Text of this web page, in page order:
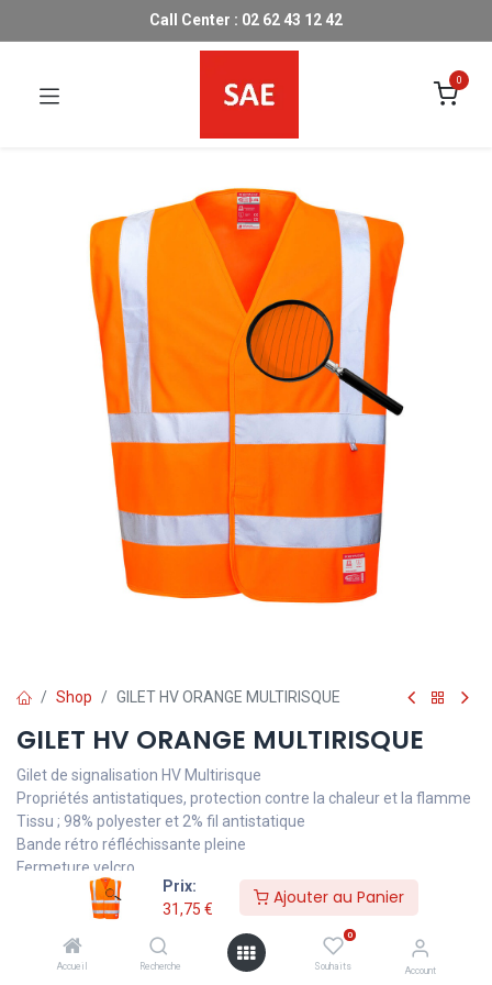
Prix:
31,75 €
Ajouter au Panier
Accueil Recherche
0
Souhaits Account
Call Center : 02 62 43 12 42
0
Shop GILET HV ORANGE MULTIRISQUE
GILET HV ORANGE MULTIRISQUE
Gilet de signalisation HV Multirisque
Propriétés antistatiques, protection contre la chaleur et la flamme
Tissu ; 98% polyester et 2% fil antistatique
Bande rétro réfléchissante pleine
Fermeture velcro
ISO 14116 : 1 - E1149-5 - ISO 20471 : 2013 : CLASSE II